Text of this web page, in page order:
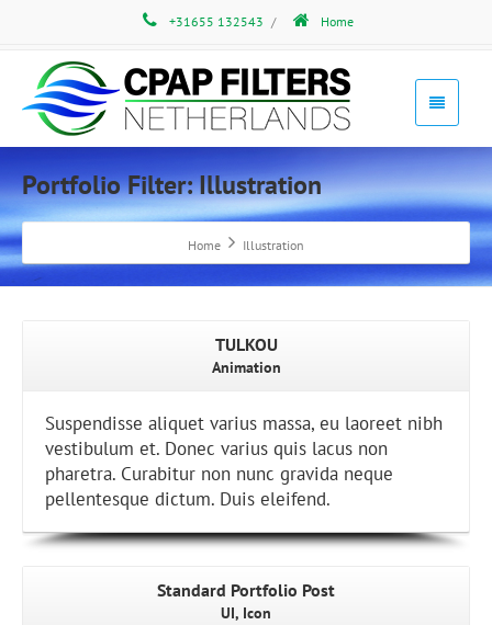
+31655 132543 / Home
Portfolio Filter:Illustration
Home Illustration
TULKOU
Animation
Suspendisse aliquet varius massa, eu laoreet nibh
vestibulum et. Donec varius quis lacus non
pharetra. Curabitur non nunc gravida neque
pellentesque dictum. Duis eleifend.
Standard Portfolio Post
UI, Icon